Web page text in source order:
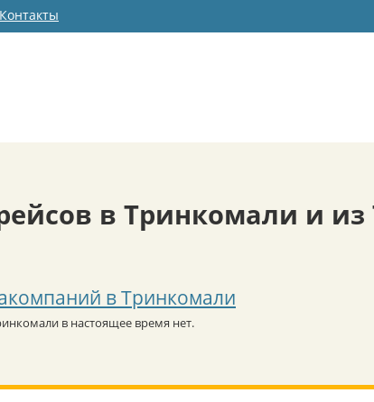
Контакты
в Тринкомали и
в Тринкомали
в настоящее время нет.